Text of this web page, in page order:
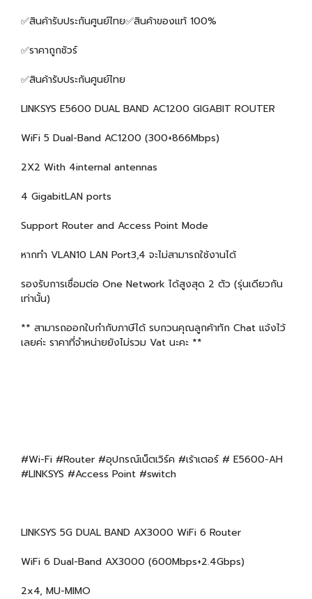
✅สินค้ารับประกันศูนย์ไทย✅สินค้าของแท้ 100%
✅ราคาถูกชัวร์
✅สินค้ารับประกันศูนย์ไทย
LINKSYS E5600 DUAL BAND AC1200 GIGABIT ROUTER
WiFi 5 Dual-Band AC1200 (300+866Mbps)
2X2 With 4internal antennas
4 GigabitLAN ports
Support Router and Access Point Mode
หากทำ VLAN10 LAN Port3,4 จะไม่สามารถใช้งานได้
รองรับการเชื่อมต่อ One Network ได้สูงสุด 2 ตัว (รุ่นเดียวกัน
เท่านั้น)
** สามารถออกใบกำกับภาษีได้ รบกวนคุณลูกค้าทัก Chat แจ้งไว้
เลยค่ะ ราคาที่จำหน่ายยังไม่รวม Vat นะคะ **
#Wi-Fi #Router #อุปกรณ์เน็ตเวิร์ค #เร้าเตอร์ # E5600-AH
#LINKSYS #Access Point #switch
LINKSYS 5G DUAL BAND AX3000 WiFi 6 Router
WiFi 6 Dual-Band AX3000 (600Mbps+2.4Gbps)
2x4, MU-MIMO